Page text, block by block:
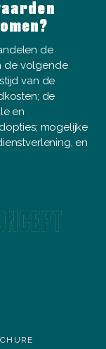
de
de volgende
van de
de
en
mogelijke
en